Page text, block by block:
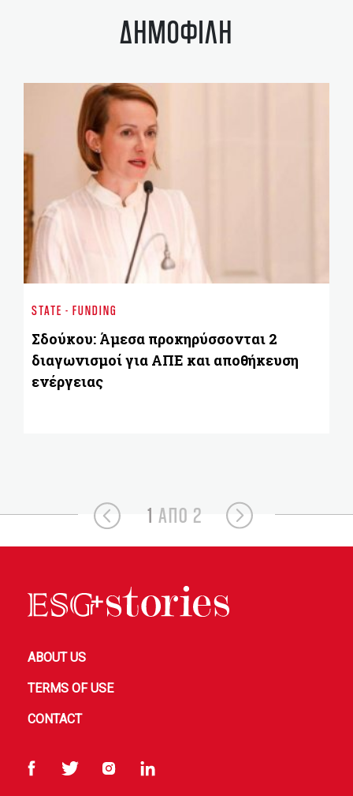
ΔΗΜΟΦΙΛΗ
STATE - FUNDING
Σδούκου: Άμεσα προκηρύσσονται 2
διαγωνισμοί για ΑΠΕ και αποθήκευση
ενέργειας
1 ΑΠΟ 2
ABOUT US
TERMS OF USE
CONTACT